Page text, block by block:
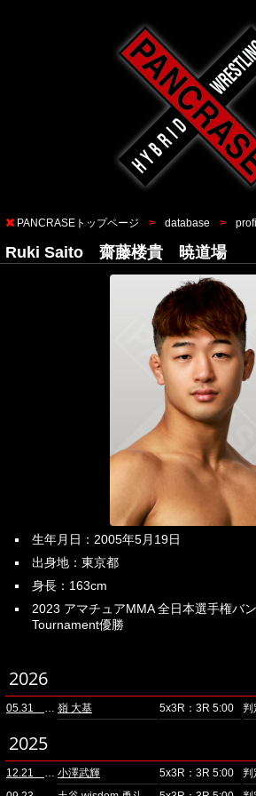
PANCRASEトップページ database
Ruki Saito 齋藤楼貴 暁道場
生年月日：2005年5月19日
出身地：東京都
身長：163cm
2023 アマチュアMMA 全日本選手権バ
Tournament優勝
2026
05.31 立川ステージガーデン 嶺 大基 5x3R：3R 5:00 判
2025
12.21 立川ステージガーデン 小澤武輝 5x3R：3R 5:00 判